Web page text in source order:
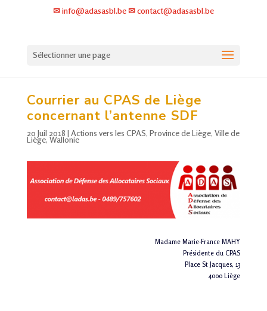
✉ info@adasasbl.be ✉ contact@adasasbl.be
Sélectionner une page
Courrier au CPAS de Liège
concernant l’antenne SDF
20 Juil 2018 | Actions vers les CPAS, Province de Liège, Ville de
Liège,Wallonie
Madame Marie-France MAHY
Présidente du CPAS
Place St Jacques, 13
4000 Liège